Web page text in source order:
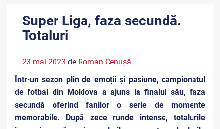
Super Liga, faza secundă.
Totaluri
23 mai 2023 de Roman Cenușă
Într-un sezon plin de emoții și pasiune, campionatul
de fotbal din Moldova a ajuns la finalul său, faza
secundă oferind fanilor o serie de momente
memorabile. După zece runde intense, totalurile